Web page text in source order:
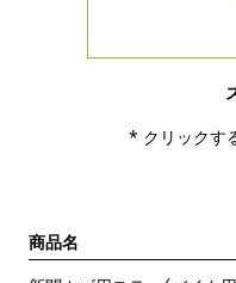
* クリックす
商品名